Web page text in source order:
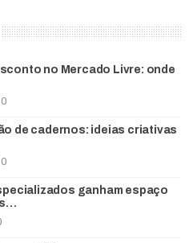
no Mercado Livre: onde
0
de cadernos: ideias criativas
0
ganham espaço